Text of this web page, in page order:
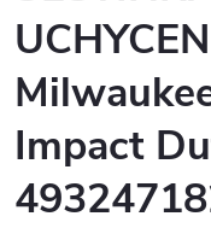
Impact